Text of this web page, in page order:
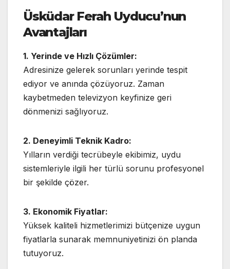
Üsküdar Ferah Uyducu’nun
Avantajları
1. Yerinde ve Hızlı Çözümler:
Adresinize gelerek sorunları yerinde tespit
ediyor ve anında çözüyoruz. Zaman
kaybetmeden televizyon keyfinize geri
dönmenizi sağlıyoruz.
2. Deneyimli Teknik Kadro:
Yılların verdiği tecrübeyle ekibimiz, uydu
sistemleriyle ilgili her türlü sorunu profesyonel
bir şekilde çözer.
3. Ekonomik Fiyatlar:
Yüksek kaliteli hizmetlerimizi bütçenize uygun
fiyatlarla sunarak memnuniyetinizi ön planda
tutuyoruz.